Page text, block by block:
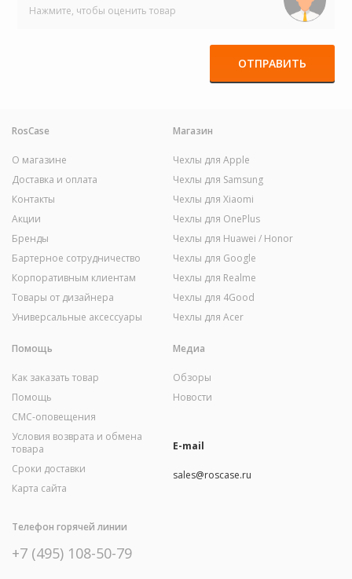
Нажмите, чтобы оценить товар
ОТПРАВИТЬ
RosCase
О магазине
Доставка и оплата
Контакты
Акции
Бренды
Бартерное сотрудничество
Корпоративным клиентам
Товары от дизайнера
Универсальные аксессуары
Магазин
Чехлы для Apple
Чехлы для Samsung
Чехлы для Xiaomi
Чехлы для OnePlus
Чехлы для Huawei / Honor
Чехлы для Google
Чехлы для Realme
Чехлы для 4Good
Чехлы для Acer
Помощь
Как заказать товар
Помощь
СМС-оповещения
Условия возврата и обмена
товара
Сроки доставки
Карта сайта
Медиа
Обзоры
Новости
E-mail
sales@roscase.ru
Телефон горячей линии
+7 (495) 108-50-79